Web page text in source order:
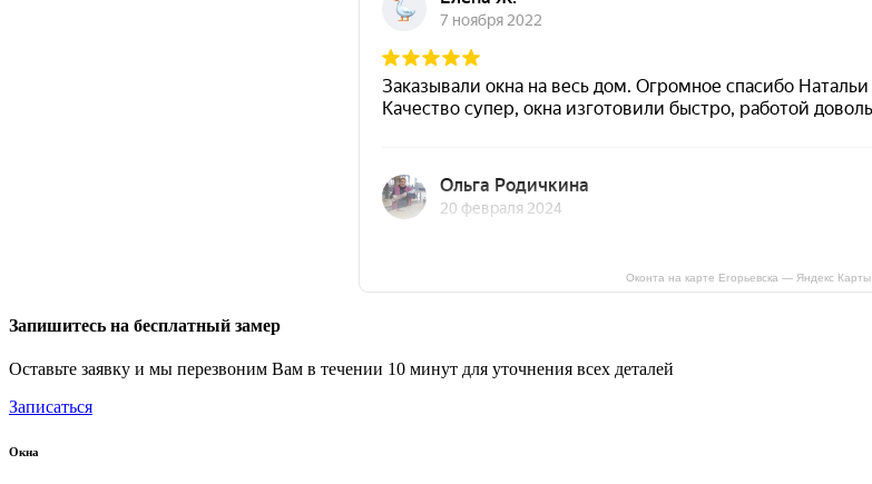
Оконта на карте Егорьевска — Яндекс Карты
Запишитесь на бесплатный замер
Оставьте заявку и мы перезвоним Вам в течении 10 минут для уточнения всех деталей
Записаться
Окна